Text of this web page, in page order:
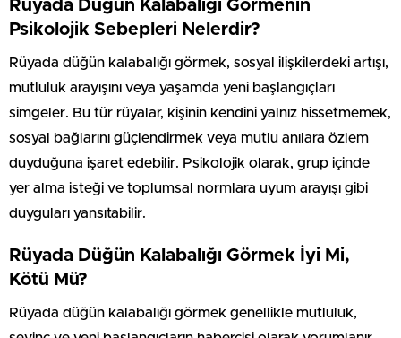
Rüyada Düğün Kalabalığı Görmenin
Psikolojik Sebepleri Nelerdir?
Rüyada düğün kalabalığı görmek, sosyal ilişkilerdeki artışı,
mutluluk arayışını veya yaşamda yeni başlangıçları
simgeler. Bu tür rüyalar, kişinin kendini yalnız hissetmemek,
sosyal bağlarını güçlendirmek veya mutlu anılara özlem
duyduğuna işaret edebilir. Psikolojik olarak, grup içinde
yer alma isteği ve toplumsal normlara uyum arayışı gibi
duyguları yansıtabilir.
Rüyada Düğün Kalabalığı Görmek İyi Mi,
Kötü Mü?
Rüyada düğün kalabalığı görmek genellikle mutluluk,